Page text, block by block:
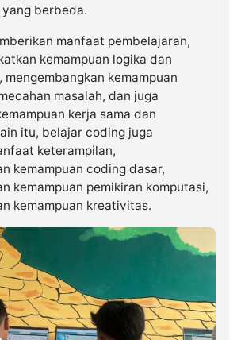
berbeda.
manfaat pembelajaran,
kemampuan logika dan
kemampuan
masalah, dan juga
kerja sama dan
itu, belajar coding juga
keterampilan,
kemampuan coding dasar,
kemampuan pemikiran komputasi,
kemampuan kreativitas.